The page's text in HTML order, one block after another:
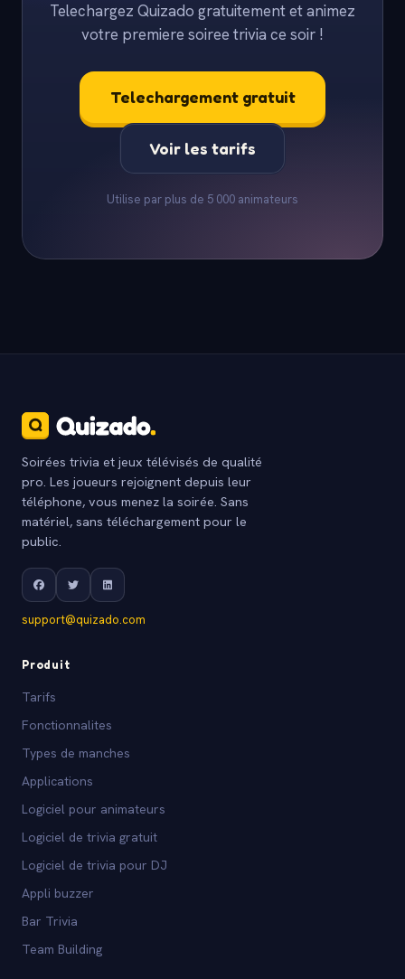
Telechargez Quizado gratuitement et animez
votre premiere soiree trivia ce soir !
Telechargement gratuit
Voir les tarifs
Utilise par plus de 5 000 animateurs
Soirées trivia et jeux télévisés de qualité
pro. Les joueurs rejoignent depuis leur
téléphone, vous menez la soirée. Sans
matériel, sans téléchargement pour le
public.
support@quizado.com
Produit
Tarifs
Fonctionnalites
Types de manches
Applications
Logiciel pour animateurs
Logiciel de trivia gratuit
Logiciel de trivia pour DJ
Appli buzzer
Bar Trivia
Team Building